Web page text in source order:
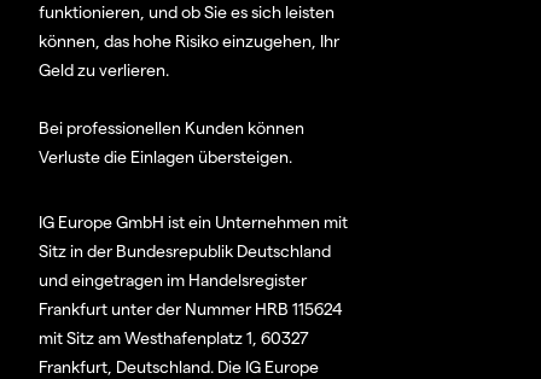
funktionieren, und ob Sie es sich leisten
können, das hohe Risiko einzugehen, Ihr
Geld zu verlieren.
Bei professionellen Kunden können
Verluste die Einlagen übersteigen.
IG Europe GmbH ist ein Unternehmen mit
Sitz in der Bundesrepublik Deutschland
und eingetragen im Handelsregister
Frankfurt unter der Nummer HRB 115624
mit Sitz am Westhafenplatz 1, 60327
Frankfurt, Deutschland. Die IG Europe